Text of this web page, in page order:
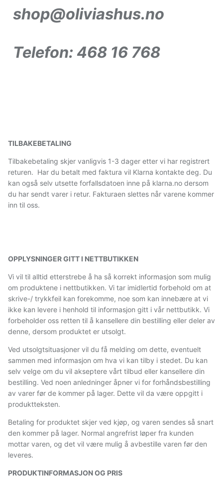
shop@oliviashus.no
Telefon: 468 16 768
TILBAKEBETALING
Tilbakebetaling skjer vanligvis 1-3 dager etter vi har registrert
returen. Har du betalt med faktura vil Klarna kontakte deg. Du
kan også selv utsette forfallsdatoen inne på klarna.no dersom
du har sendt varer i retur. Fakturaen slettes når varene kommer
inn til oss.
OPPLYSNINGER GITT I NETTBUTIKKEN
Vi vil til alltid etterstrebe å ha så korrekt informasjon som mulig
om produktene i nettbutikken. Vi tar imidlertid forbehold om at
skrive-/ trykkfeil kan forekomme, noe som kan innebære at vi
ikke kan levere i henhold til informasjon gitt i vår nettbutikk. Vi
forbeholder oss retten til å kansellere din bestilling eller deler av
denne, dersom produktet er utsolgt.
Ved utsolgtsituasjoner vil du få melding om dette, eventuelt
sammen med informasjon om hva vi kan tilby i stedet. Du kan
selv velge om du vil akseptere vårt tilbud eller kansellere din
bestilling. Ved noen anledninger åpner vi for forhåndsbestilling
av varer før de kommer på lager. Dette vil da være oppgitt i
produktteksten.
Betaling for produktet skjer ved kjøp, og varen sendes så snart
den kommer på lager. Normal angrefrist løper fra kunden
mottar varen, og det vil være mulig å avbestille varen før den
leveres.
PRODUKTINFORMASJON OG PRIS